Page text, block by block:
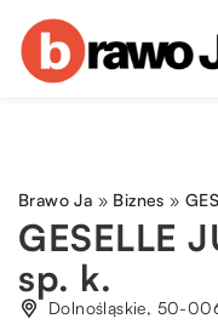
Brawo Ja » Biznes »
GESELLE
sp. k.
Dolnośląskie, 50-006